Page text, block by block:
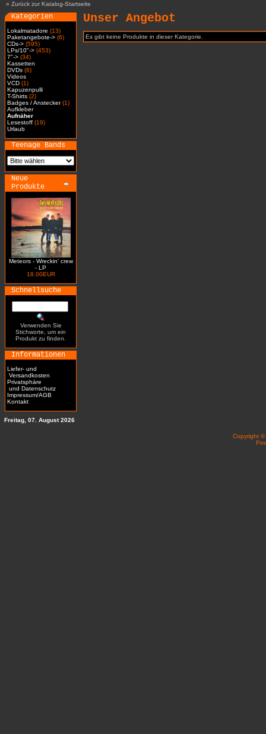
» Zurück zur Katalog-Startseite
Kategorien
Lokalmatadore (13)
Paketangebote-> (6)
CDs-> (595)
LPs/10"-> (453)
7"-> (34)
Kassetten
DVDs (6)
Videos
VCD (1)
Kapuzenpulli
T-Shirts (2)
Badges / Anstecker(1)
Aufkleber
Aufnäher
Lesestoff (19)
Urlaub
Teenage Bands
Neue
Produkte
Meteors - Wreckin' crew
- LP
18.00EUR
Schnellsuche
Verwenden Sie
Stichworte, um ein
Produkt zu finden.
Informationen
Liefer- und
Versandkosten
Privatsphäre
und Datenschutz
Impressum/AGB
Kontakt
Unser Angebot
Es gibt keine Produkte in dieser Kategorie.
Freitag, 07. August 2026
Copyright